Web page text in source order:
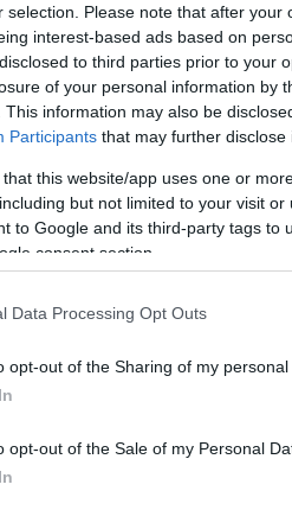
selection. Please note that after
interest-based ads based on
to third parties prior to your
of your personal information by
This information may also be
Participants that may further disclose
that this website/app uses one or
but not limited to your visit
to Google and its third-party tags to
consent section.
Data Processing Opt Outs
opt-out of the Sharing of my personal
opt-out of the Sale of my Personal
με
ως Δικηγόρος από